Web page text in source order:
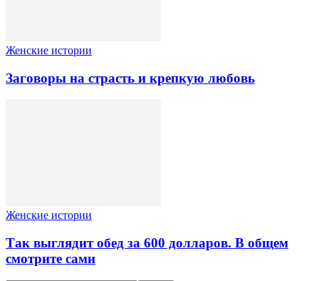
Женские истории
Заговоры на страсть и крепкую любовь
Женские истории
Так выглядит обед за 600 долларов. В общем
смотрите сами